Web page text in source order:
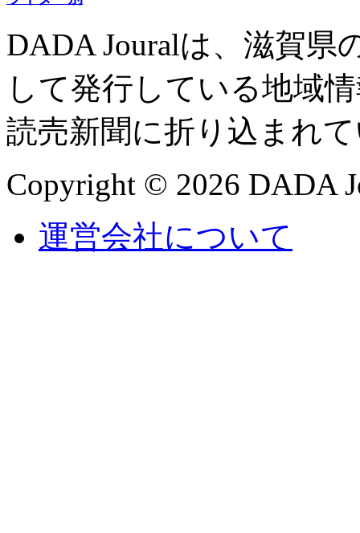
DADA Jouralは、滋賀県
して発行している地域
読売新聞に折り込まれ
Copyright © 2026 DADA
運営会社について